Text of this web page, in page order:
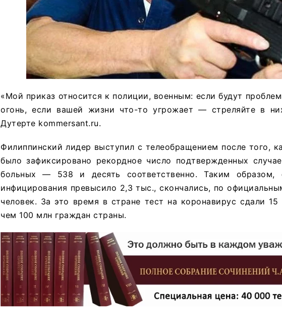
«Мой приказ относится к полиции, военным: если будут
огонь, если вашей жизни что-то угрожает — стреляйте в
Дутерте kommersant.ru.
Филиппинский лидер выступил с телеобращением после того,
было зафиксировано рекордное число подтвержденных
больных — 538 и десять соответственно. Таким образом,
инфицирования превысило 2,3 тыс., скончались, по
человек. За это время в стране тест на коронавирус сдали
чем 100 млн граждан страны.